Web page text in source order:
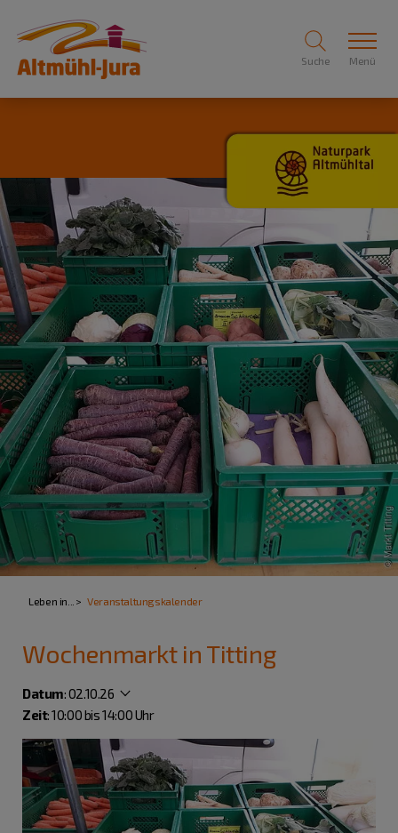
Suche Menü
Leben in... Veranstaltungskalender
Wochenmarkt in Titting
Datum:02.10.26
Zeit: 10:00 bis 14:00 Uhr